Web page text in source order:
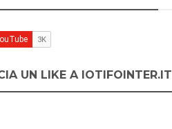
UN LIKE A IOTIFOINTER.IT